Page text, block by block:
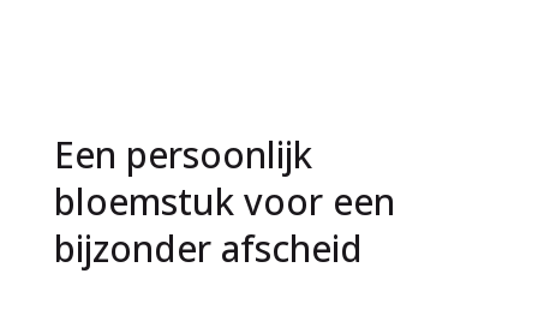
Een persoonlijk
bloemstuk voor een
bijzonder afscheid